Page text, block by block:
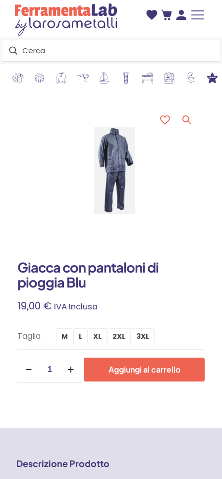
Giacca con pantaloni di
pioggia Blu
19,00 € IVA Inclusa
Taglia M L XL 2XL 3XL
con
pantaloni
Aggiungi al carrello
Descrizione Prodotto